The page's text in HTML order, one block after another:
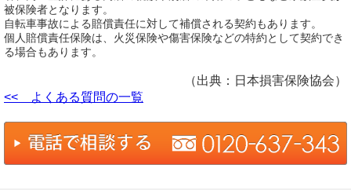
被保険者となります。
自転車事故による賠償責任に対して補償される契約もあります。
個人賠償責任保険は、火災保険や傷害保険などの特約として契約でき
る場合もあります。
（出典：日本損害保険協会）
<< よくある質問の一覧